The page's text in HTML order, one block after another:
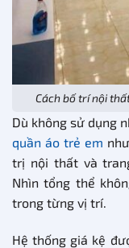
Cách bố trí nội
Dù không sử dụng
quần áo trẻ em
trị nội thất và
Nhìn tổng thể
trong từng vị trí.
Hệ thống giá kệ